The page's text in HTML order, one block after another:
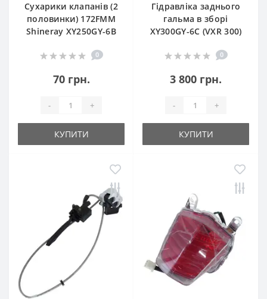
Сухарики клапанів (2
половинки) 172FMM
Shineray XY250GY-6B
0
70 грн.
- +
КУПИТИ
Гідравліка заднього
гальма в зборі
XY300GY-6C (VXR 300)
0
3 800 грн.
- +
КУПИТИ